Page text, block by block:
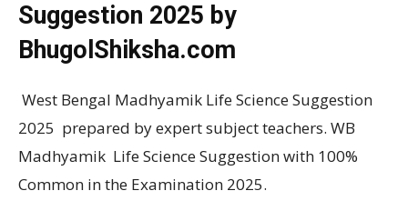
Suggestion 2025 by
BhugolShiksha.com
West Bengal Madhyamik Life Science Suggestion
2025 prepared by expert subject teachers. WB
Madhyamik Life Science Suggestion with 100%
Common in the Examination 2025.